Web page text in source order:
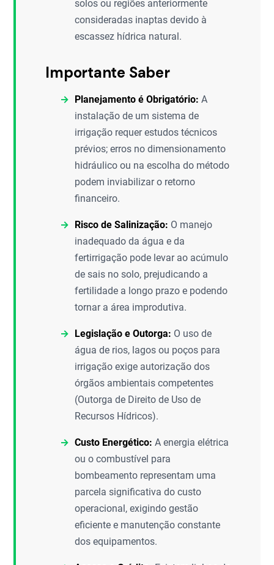
solos ou regiões anteriormente
consideradas inaptas devido à
escassez hídrica natural.
Importante Saber
Planejamento é Obrigatório: A
instalação de um sistema de
irrigação requer estudos técnicos
prévios; erros no dimensionamento
hidráulico ou na escolha do método
podem inviabilizar o retorno
financeiro.
Risco de Salinização: O manejo
inadequado da água e da
fertirrigação pode levar ao acúmulo
de sais no solo, prejudicando a
fertilidade a longo prazo e podendo
tornar a área improdutiva.
Legislação e Outorga: O uso de
água de rios, lagos ou poços para
irrigação exige autorização dos
órgãos ambientais competentes
(Outorga de Direito de Uso de
Recursos Hídricos).
Custo Energético: A energia elétrica
ou o combustível para
bombeamento representam uma
parcela significativa do custo
operacional, exigindo gestão
eficiente e manutenção constante
dos equipamentos.